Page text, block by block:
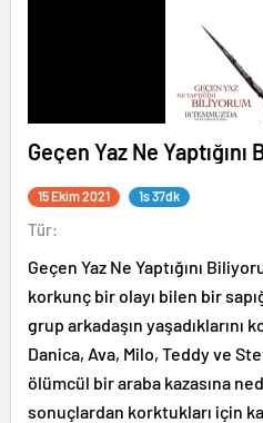
Geçen Yaz Ne
15 Ekim 2021 1s 37dk
Tür:
Geçen Yaz Ne Yaptığını
korkunç bir olayı bilen bir
grup arkadaşın yaşadıklarını
Danica, Ava, Milo, Teddy ve
ölümcül bir araba kazasına
sonuçlardan korktukları için